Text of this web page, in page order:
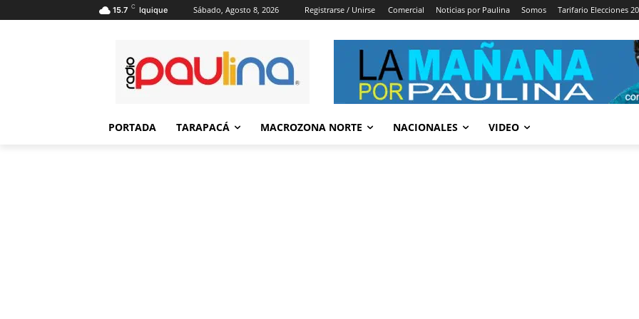
15.7 C Iquique Sábado, Agosto 8, 2026 Registrarse / Unirse Comercial Noticias por Paulina Somos Tarifario Elecciones
PORTADA TARAPACÁ MACROZONA NORTE NACIONALES VIDEO